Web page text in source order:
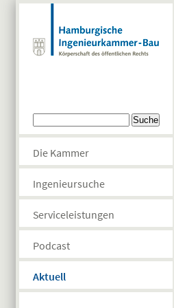
Suchformular
Die Kammer
Ingenieursuche
Serviceleistungen
Podcast
Aktuell